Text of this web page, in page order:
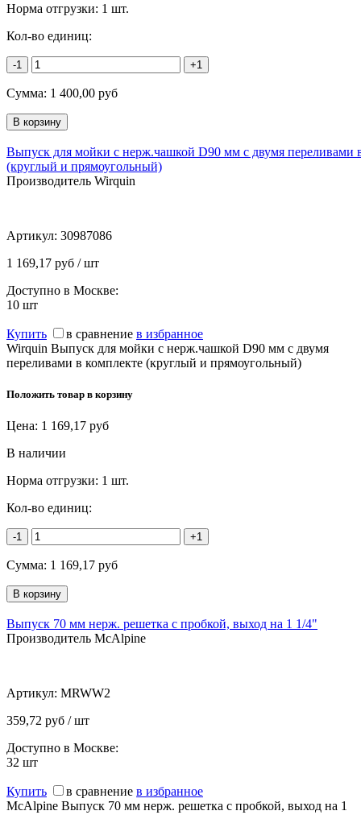
Норма отгрузки: 1 шт.
Кол-во единиц:
-1 +1
Сумма: 1 400,00 руб
Выпуск для мойки с нерж.чашкой D90 мм с двумя переливами
(круглый и прямоугольный)
Производитель Wirquin
Артикул: 30987086
1 169,17 руб / шт
Доступно в Москве:
10 шт
Купить в сравнение в избранное
Wirquin Выпуск для мойки с нерж.чашкой D90 мм с двумя
переливами в комплекте (круглый и прямоугольный)
Положить товар в корзину
Цена: 1 169,17 руб
В наличии
Норма отгрузки: 1 шт.
Кол-во единиц:
-1 +1
Сумма: 1 169,17 руб
Выпуск 70 мм нерж. решетка с пробкой, выход на 1 1/4"
Производитель McAlpine
Артикул: MRWW2
359,72 руб / шт
Доступно в Москве:
32 шт
Купить в сравнение в избранное
McAlpine Выпуск 70 мм нерж. решетка с пробкой, выход на 1